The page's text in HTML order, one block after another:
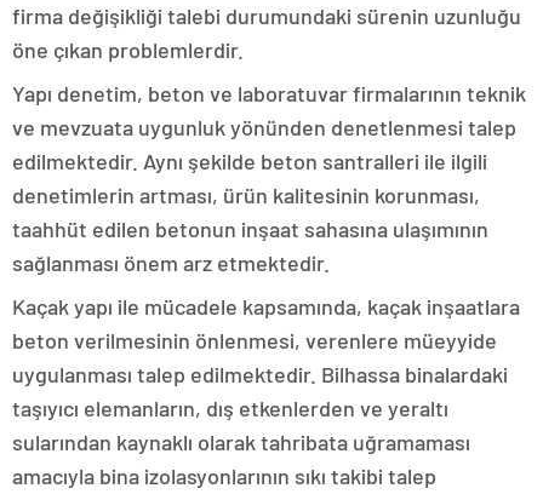
firma değişikliği talebi durumundaki sürenin uzunluğu
öne çıkan problemlerdir.
Yapı denetim, beton ve laboratuvar firmalarının teknik
ve mevzuata uygunluk yönünden denetlenmesi talep
edilmektedir. Aynı şekilde beton santralleri ile ilgili
denetimlerin artması, ürün kalitesinin korunması,
taahhüt edilen betonun inşaat sahasına ulaşımının
sağlanması önem arz etmektedir.
Kaçak yapı ile mücadele kapsamında, kaçak inşaatlara
beton verilmesinin önlenmesi, verenlere müeyyide
uygulanması talep edilmektedir. Bilhassa binalardaki
taşıyıcı elemanların, dış etkenlerden ve yeraltı
sularından kaynaklı olarak tahribata uğramaması
amacıyla bina izolasyonlarının sıkı takibi talep